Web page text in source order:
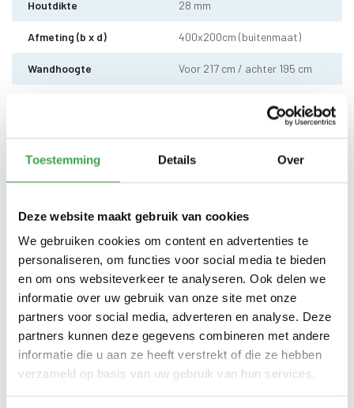
Toestemming Details Over
Deze website maakt gebruik van cookies
We gebruiken cookies om content en advertenties te
personaliseren, om functies voor social media te bieden
en om ons websiteverkeer te analyseren. Ook delen we
informatie over uw gebruik van onze site met onze
partners voor social media, adverteren en analyse. Deze
partners kunnen deze gegevens combineren met andere
informatie die u aan ze heeft verstrekt of die ze hebben
verzameld op basis van uw gebruik van hun services.
Houtdikte 28 mm
Afmeting (b x d) 400x200cm (buitenmaat)
Wandhoogte Voor 217 cm / achter 195 cm
Dakshingles met 10 jaar
Enkele deur zonder drempel -
Doorloophoogte deur 188 cm
Raam
Vast raam voorzien van echt
Bevestigingsmaterialen
Alle bevestigingsmaterialen
zijn inbegrepen